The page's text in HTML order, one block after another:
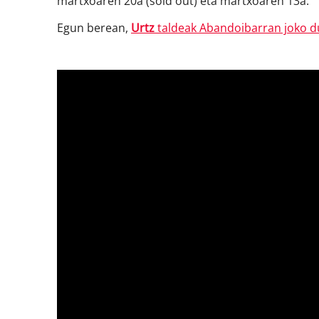
Egun berean, Urtztaldeak Abandoibarran joko